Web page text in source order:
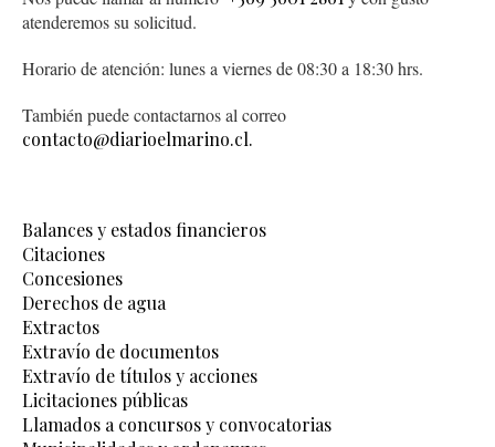
atenderemos su solicitud.
Horario de atención: lunes a viernes de 08:30 a 18:30 hrs.
También puede contactarnos al correo
contacto@diarioelmarino.cl.
Balances y estados financieros
Citaciones
Concesiones
Derechos de agua
Extractos
Extravío de documentos
Extravío de títulos y acciones
Licitaciones públicas
Llamados a concursos y convocatorias